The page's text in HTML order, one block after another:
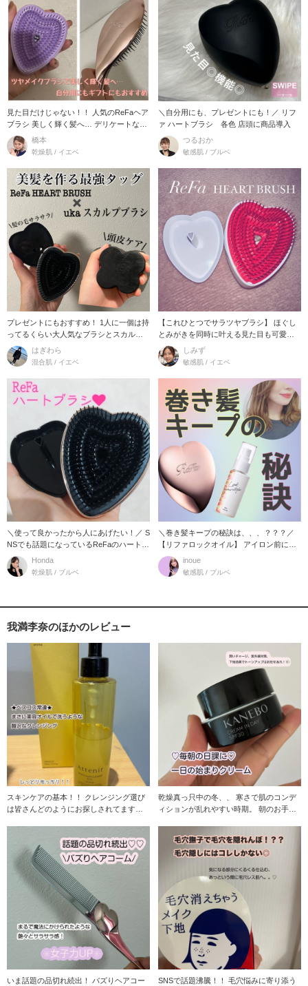
見た目だけじゃない！！ 人気のReFaヘア
ブラシ 美しく輝く髪へ… デリケートな髪
のから
橋本
乾燥肌 / イエベ
＼自分用にも、プレゼントにも！／ リフ
ァ ハートブラシ 各色 店頭に商品導入
つるおか
敏感肌 / ブルベ
プレゼントにもおすすめ！ 1人に一個は持
ってるくらい大人気なブラシとスカルプ
ブラシの紹介
はぎわら
混合肌 / イエベ
【これひとつでサラツヤブラシ】 ほぐし
とみがきを同時に叶える見た目も可愛い
ハートブラ
しみず
敏感肌 / イエベ
＼使って良かったから人にあげたい！／ S
NSでも話題になっているReFaのハートブ
ラシ。
Honda
乾燥肌 / ブルベ
＼巻き髪キープの秘訣は、、、？？？／
【リファロックオイル】 アイロン前にさ
っとオイ
inoue
敏感肌 / ブルベ
我満李奈のほかのレビュー
スキンケアの基本！！ クレンジング選び
は皆さんどのようにお探しされてます
乾燥真っ只中の冬、、 寒さで肌のコンデ
ィションが乱れやすい時期。 朝のお手入
いま話題の品切れ続出！ バズりヘアコー
SNSで話題沸騰！！ 毛穴悩みに寄り添う